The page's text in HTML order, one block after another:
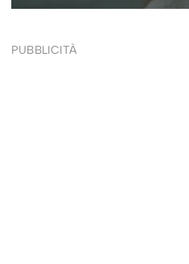
PUBBLICITÀ